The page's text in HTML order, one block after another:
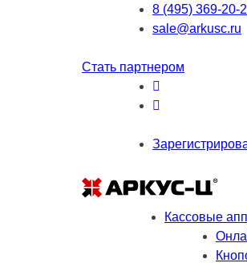
8 (495) 369-20-
sale@arkusc.ru
Стать партнером
Кассовые